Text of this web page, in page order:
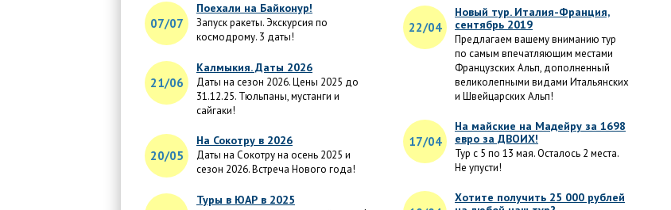
07/07
Поехали на Байконур!
Запуск ракеты. Экскурсия по
космодрому. 3 даты!
21/06
Калмыкия. Даты 2026
Даты на сезон 2026. Цены 2025 до
31.12.25. Тюльпаны, мустанги и
сайгаки!
20/05
На Сокотру в 2026
Даты на Сокотру на осень 2025 и
сезон 2026. Встреча Нового года!
Туры в ЮАР в 2025
22/04
Новый тур. Италия-Франция,
сентябрь 2019
Предлагаем вашему вниманию тур
по самым впечатляющим местами
Французских Альп, дополненный
великолепными видами Итальянских
и Швейцарских Альп!
17/04
На майские на Мадейру за 1698
евро за ДВОИХ!
Тур с 5 по 13 мая. Осталось 2 места.
Не упусти!
Хотите получить 25 000 рублей